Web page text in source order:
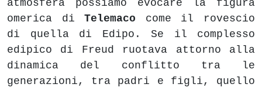
atmosfera possiamo evocare la figura
omerica diTelemaco come il rovescio
di quella di Edipo. Se il complesso
edipico di Freud ruotava attorno alla
dinamica del conflitto tra le
generazioni, tra padri e figli, quello